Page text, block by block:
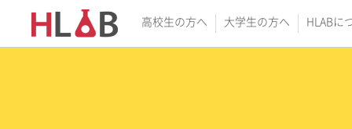
高校生の方へ 大学生の方へ HLABに